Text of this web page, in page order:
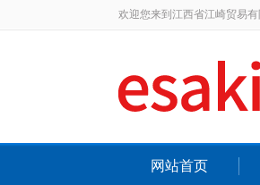
欢迎您来到江西省江崎贸易有
网站首页